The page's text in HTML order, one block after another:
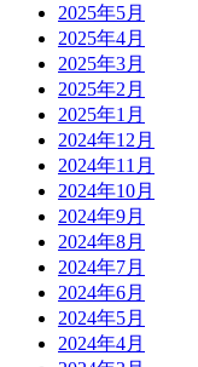
2025年5月
2025年4月
2025年3月
2025年2月
2025年1月
2024年12月
2024年11月
2024年10月
2024年9月
2024年8月
2024年7月
2024年6月
2024年5月
2024年4月